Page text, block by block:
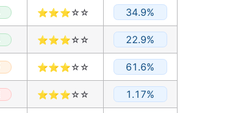
⭐⭐⭐☆☆ 34.9%
⭐⭐⭐☆☆ 22.9%
⭐⭐⭐☆☆ 61.6%
⭐⭐⭐☆☆ 1.17%